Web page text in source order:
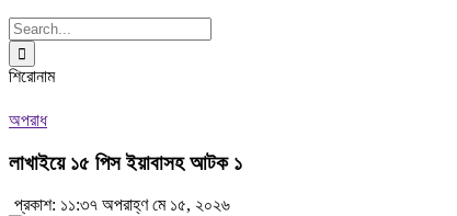
Search
for:
শিরোনাম
অপরাধ
লাখাইয়ে ১৫ পিস ইয়াবাসহ আটক ১
প্রকাশ: ১১:৩৭ অপরাহ্ণ মে ১৫, ২০২৬